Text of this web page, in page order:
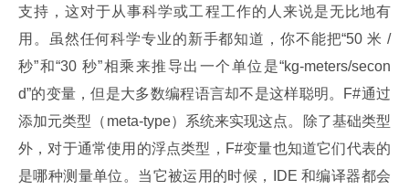
支持，这对于从事科学或工程工作的人来说是无比地有
用。虽然任何科学专业的新手都知道，你不能把“50 米 /
秒”和“30 秒”相乘来推导出一个单位是“kg-meters/secon
d”的变量，但是大多数编程语言却不是这样聪明。F#通过
添加元类型（meta-type）系统来实现这点。除了基础类型
外，对于通常使用的浮点类型，F#变量也知道它们代表的
是哪种测量单位。当它被运用的时候，IDE 和编译器都会